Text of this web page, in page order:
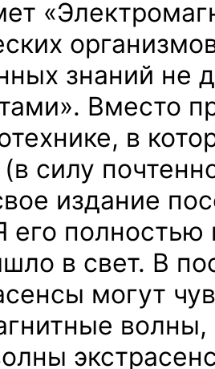
знаний не
Вместо
в
силу
издание
его
в свет. В
могут